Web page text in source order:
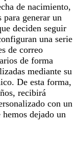
de nacimiento,
generar un
deciden seguir
una serie
de correo
de forma
mediante su
De esta forma,
recibirá
con un
dejado un